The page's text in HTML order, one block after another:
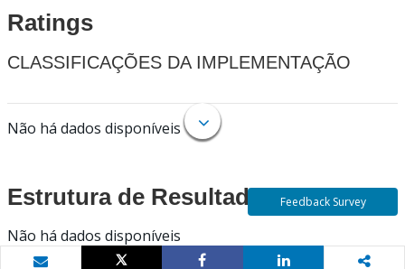
Ratings
CLASSIFICAÇÕES DA IMPLEMENTAÇÃO
Não há dados disponíveis
Estrutura de Resultados
Não há dados disponíveis
Feedback Survey